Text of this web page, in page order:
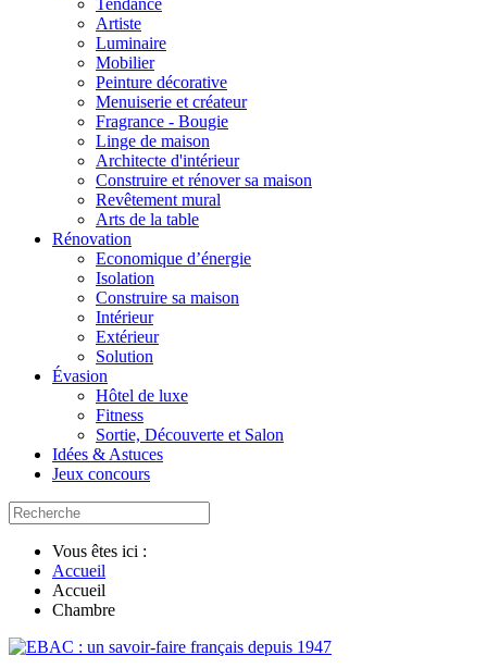
Tendance
Artiste
Luminaire
Mobilier
Peinture décorative
Menuiserie et créateur
Fragrance - Bougie
Linge de maison
Architecte d'intérieur
Construire et rénover sa maison
Revêtement mural
Arts de la table
Rénovation
Economique d’énergie
Isolation
Construire sa maison
Intérieur
Extérieur
Solution
Évasion
Hôtel de luxe
Fitness
Sortie, Découverte et Salon
Idées & Astuces
Jeux concours
Vous êtes ici :
Accueil
Accueil
Chambre